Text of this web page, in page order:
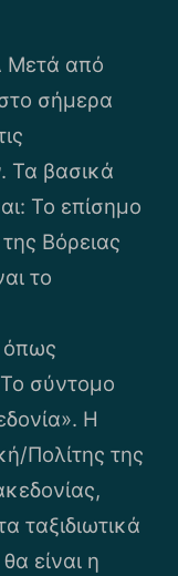
από
σήμερα
Τα βασικά
Το επίσημο
Βόρειας
το
όπως
σύντομο
Η
Πολίτης της
ταξιδιωτικά
είναι η